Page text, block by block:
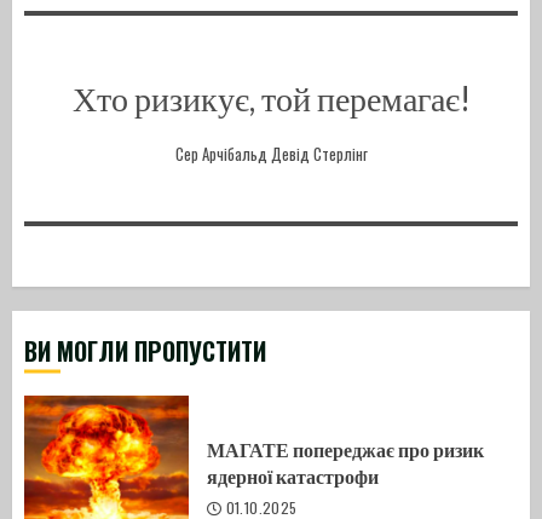
Хто ризикує, той перемагає!
Сер Арчібальд Девід Стерлінг
ВИ МОГЛИ ПРОПУСТИТИ
МАГАТЕ попереджає про ризик
ядерної катастрофи
01.10.2025